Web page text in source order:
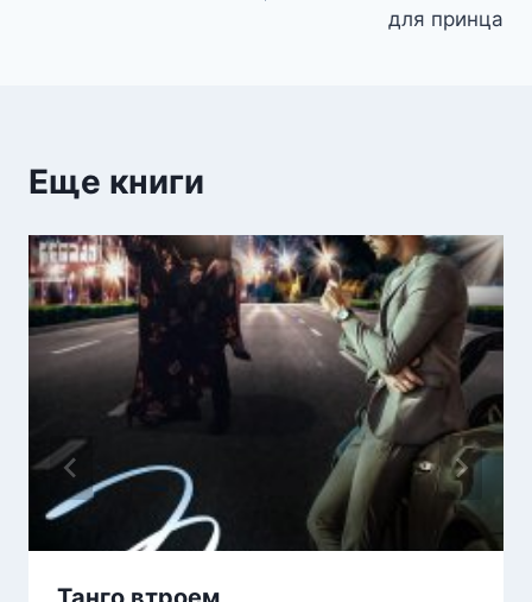
для принца
Еще книги